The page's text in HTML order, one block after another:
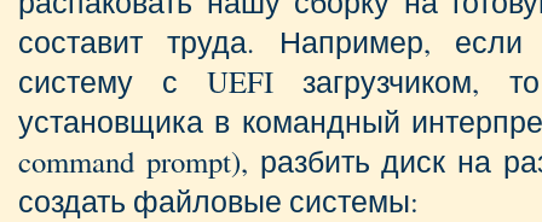
составит труда. Например, если
систему с UEFI загрузчиком,
установщика в командный
command prompt), разбить диск на
создать файловые системы: